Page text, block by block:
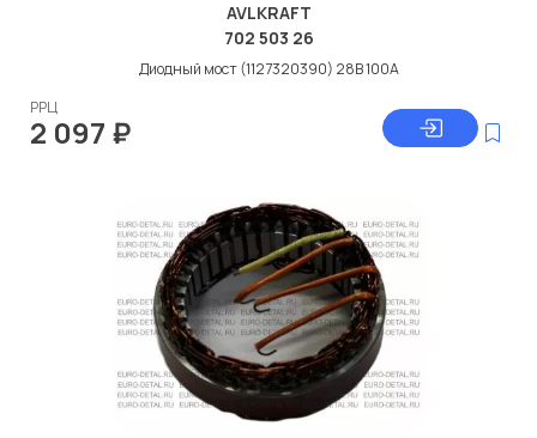
AVLKRAFT
702 503 26
Диодный мост (1127320390) 28В 100А
РРЦ
2 097 ₽